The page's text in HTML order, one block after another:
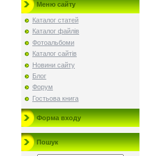
Меню сайту
Каталог статей
Каталог файлів
Фотоальбоми
Каталог сайтів
Новини сайту
Блог
Форум
Гостьова книга
Форма входу
Пошук